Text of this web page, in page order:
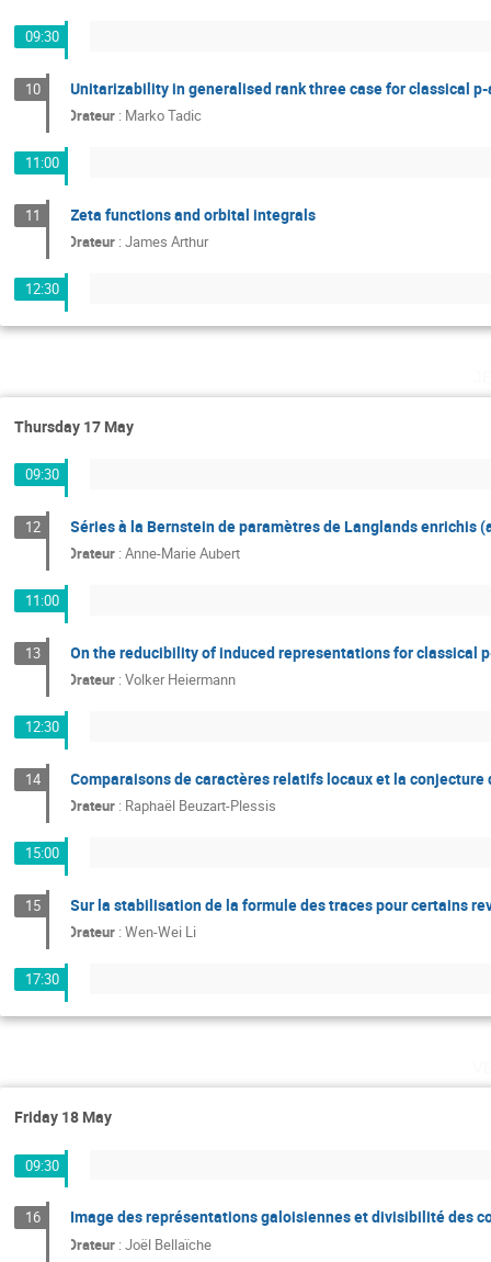
09:30
10 Unitarizability in generalised rank three case for classical
Orateur : Marko Tadic
11:00
11 Zeta functions and orbital integrals
Orateur :James Arthur
12:30
Thursday 17 May
09:30
12 Séries à la Bernstein de paramètres de Langlands enrichis
Orateur :Anne-Marie Aubert
11:00
13 On the reducibility of induced representations for classical
Orateur :Volker Heiermann
12:30
14 Comparaisons de caractères relatifs locaux et la
Orateur : Raphaël Beuzart-Plessis
15:00
15 Sur la stabilisation de la formule des traces pour certains
Orateur :Wen-Wei Li
17:30
Friday 18 May
09:30
16 Image des représentations galoisiennes et divisibilité des
Orateur :Joël Bellaïche